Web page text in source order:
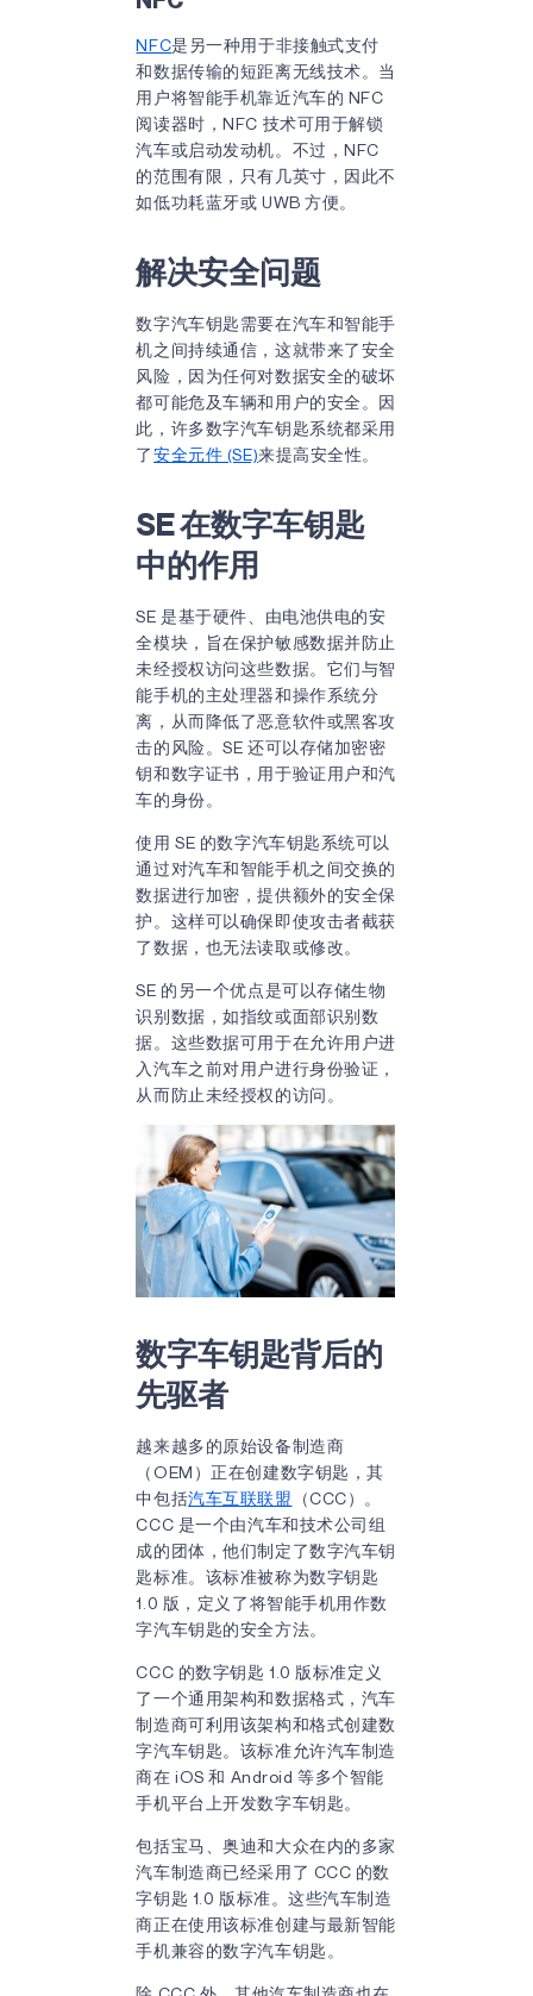
NFC是另一种用于非接触式支付
和数据传输的短距离无线技术。当
用户将智能手机靠近汽车的 NFC
阅读器时，NFC 技术可用于解锁
汽车或启动发动机。不过，NFC
的范围有限，只有几英寸，因此不
如低功耗蓝牙或 UWB 方便。
解决安全问题
数字汽车钥匙需要在汽车和智能手
机之间持续通信，这就带来了安全
风险，因为任何对数据安全的破坏
都可能危及车辆和用户的安全。因
此，许多数字汽车钥匙系统都采用
了安全元件 (SE)来提高安全性。
SE 在数字车钥匙
中的作用
SE 是基于硬件、由电池供电的安
全模块，旨在保护敏感数据并防止
未经授权访问这些数据。它们与智
能手机的主处理器和操作系统分
离，从而降低了恶意软件或黑客攻
击的风险。SE 还可以存储加密密
钥和数字证书，用于验证用户和汽
车的身份。
使用 SE 的数字汽车钥匙系统可以
通过对汽车和智能手机之间交换的
数据进行加密，提供额外的安全保
护。这样可以确保即使攻击者截获
了数据，也无法读取或修改。
SE 的另一个优点是可以存储生物
识别数据，如指纹或面部识别数
据。这些数据可用于在允许用户进
入汽车之前对用户进行身份验证，
从而防止未经授权的访问。
数字车钥匙背后的
先驱者
越来越多的原始设备制造商
（OEM）正在创建数字钥匙，其
中包括汽车互联联盟 （CCC）。
CCC 是一个由汽车和技术公司组
成的团体，他们制定了数字汽车钥
匙标准。该标准被称为数字钥匙
1.0 版，定义了将智能手机用作数
字汽车钥匙的安全方法。
CCC 的数字钥匙 1.0 版标准定义
了一个通用架构和数据格式，汽车
制造商可利用该架构和格式创建数
字汽车钥匙。该标准允许汽车制造
商在 iOS 和 Android 等多个智能
手机平台上开发数字车钥匙。
包括宝马、奥迪和大众在内的多家
汽车制造商已经采用了 CCC 的数
字钥匙 1.0 版标准。这些汽车制造
商正在使用该标准创建与最新智能
手机兼容的数字汽车钥匙。